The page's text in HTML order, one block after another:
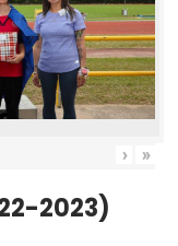
› »
2023)